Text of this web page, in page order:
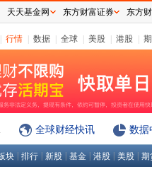
行情 数据 全球 美股 港股
全球财经快讯 数据
块 排行 新股 基金 港股 美股 期
天天基金网 东方财富证券 东方